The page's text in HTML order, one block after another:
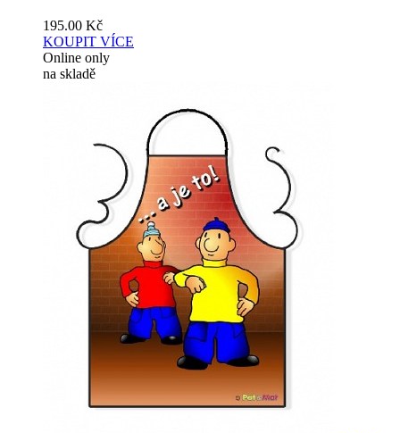
195.00 Kč
KOUPIT VÍCE
Online only
na skladě